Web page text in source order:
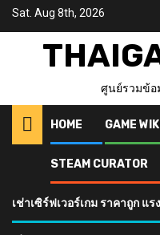
SkipSat. Aug 8th, 2026
ศูนย์รวมข้อ
HOME GAME WIKI
STEAM CURATOR
เช่าเซิร์ฟเวอร์เกม ราคาถูก แร